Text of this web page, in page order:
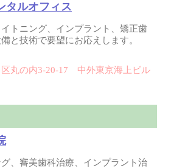
タルオフィス
トニング、インプラント、矯正歯
と技術で要望にお応えします。
丸の内3-20-17 中外東京海上ビル
、審美歯科治療、インプラント治